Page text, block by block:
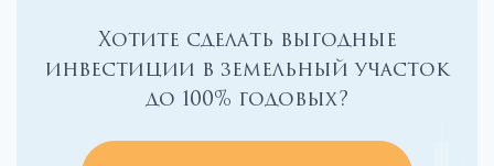
Хотите сделать выгодные
инвестиции в земельный участок
до 100% годовых?